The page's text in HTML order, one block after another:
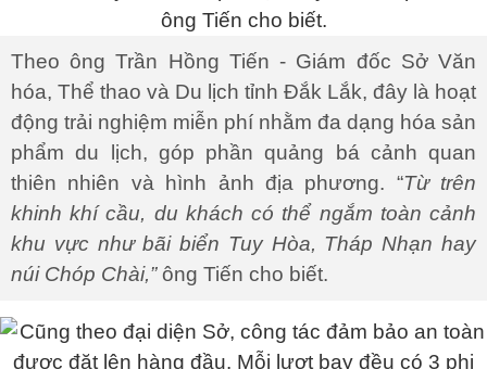
Theo ông Trần Hồng Tiến - Giám đốc Sở Văn
hóa, Thể thao và Du lịch tỉnh Đắk Lắk, đây là hoạt
động trải nghiệm miễn phí nhằm đa dạng hóa sản
phẩm du lịch, góp phần quảng bá cảnh quan
thiên nhiên và hình ảnh địa phương. “Từ trên
khinh khí cầu, du khách có thể ngắm toàn cảnh
khu vực như bãi biển Tuy Hòa, Tháp Nhạn hay
núi Chóp Chài,”ông Tiến cho biết.